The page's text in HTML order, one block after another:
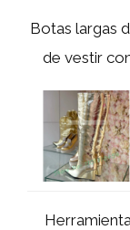
Botas largas
de vestir